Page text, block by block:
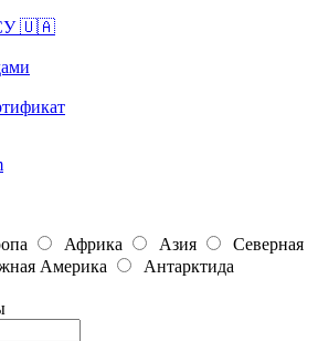
🇺🇦
Африка Азия
Северная
Америка Антарктида